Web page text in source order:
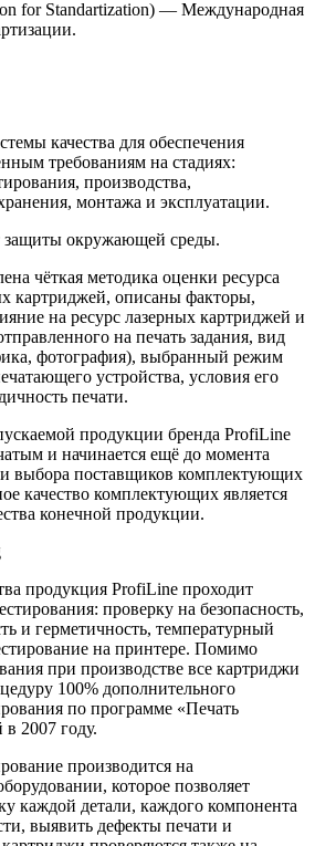
for Standartization) — Международная
качества для обеспечения
требованиям на стадиях:
производства,
монтажа и эксплуатации.
защиты окружающей среды.
чёткая методика оценки ресурса
картриджей, описаны факторы,
на ресурс лазерных картриджей и
на печать задания, вид
фотография), выбранный режим
устройства, условия его
печати.
продукции бренда ProfiLine
и начинается ещё до момента
выбора поставщиков комплектующих
качество комплектующих является
конечной продукции.
продукция ProfiLine проходит
проверку на безопасность,
и герметичность, температурный
на принтере. Помимо
при производстве все картриджи
100% дополнительного
по программе «Печать
в 2007 году.
производится на
которое позволяет
каждой детали, каждого компонента
выявить дефекты печати и